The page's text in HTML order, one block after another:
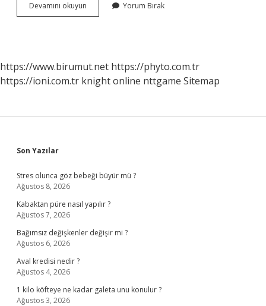
Devamını okuyun
Çamaşırlara
Yorum Bırak
https://www.birumut.net https://phyto.com.tr
https://ioni.com.tr knight online nttgame Sitemap
Sidebar
Son Yazılar
Stres olunca göz bebeği büyür mü ?
Ağustos 8, 2026
Kabaktan püre nasıl yapılır ?
Ağustos 7, 2026
Bağımsız değişkenler değişir mi ?
Ağustos 6, 2026
Aval kredisi nedir ?
Ağustos 4, 2026
1 kilo köfteye ne kadar galeta unu konulur ?
Ağustos 3, 2026